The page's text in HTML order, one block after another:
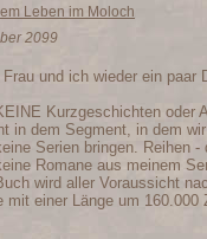
Leben im Moloch
2099
Frau und ich wieder ein
Kurzgeschichten oder
in dem Segment, in dem
Serien bringen. Reihen
Romane aus meinem
wird aller Voraussicht
mit einer Länge um 160.000